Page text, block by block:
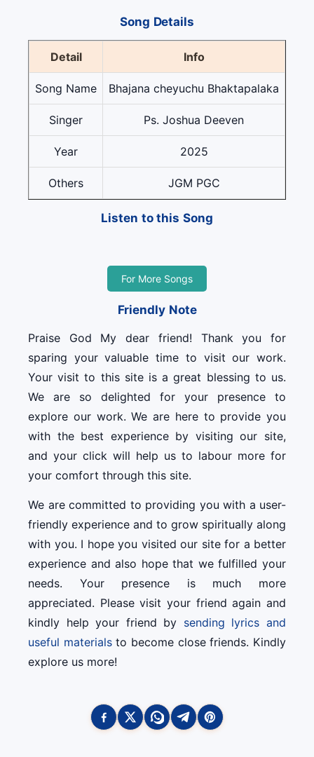
Song Details
Detail Info
Song Name Bhajana cheyuchu Bhaktapalaka
Singer Ps. Joshua Deeven
Year 2025
Others JGM PGC
Listen to this Song
For More Songs
Friendly Note
Praise God My dear friend! Thank you for
sparing your valuable time to visit our work.
Your visit to this site is a great blessing to us.
We are so delighted for your presence to
explore our work. We are here to provide you
with the best experience by visiting our site,
and your click will help us to labour more for
your comfort through this site.
We are committed to providing you with a user-
friendly experience and to grow spiritually along
with you. I hope you visited our site for a better
experience and also hope that we fulfilled your
needs. Your presence is much more
appreciated. Please visit your friend again and
kindly help your friend by sending lyrics and
useful materialsto become close friends. Kindly
explore us more!